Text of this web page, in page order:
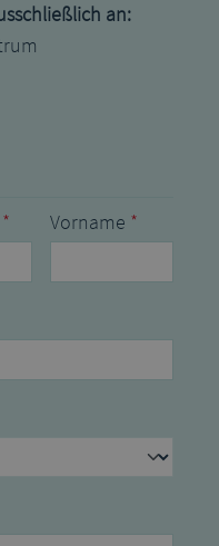
an:
* Vorname *